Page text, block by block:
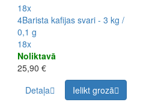
18x
4Barista kafijas svari - 3 kg /
0,1 g
18x
Noliktavā
25,90 €
Detaļa
Ielikt grozā